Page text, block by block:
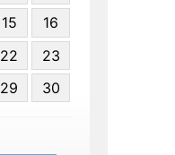
15
16
22
23
29 30